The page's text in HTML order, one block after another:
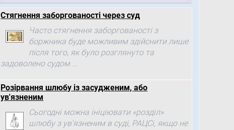
Стягнення заборгованості через суд
Часто стягнення заборгованості з
боржника буде можливим здійснити лише
після того, як було розглянуто та
задоволено судом ...
Розірвання шлюбу із засудженим, або
ув'язненим
Сьогодні можна ініціювати «розділ»
шлюбу з ув'язненим в суді, РАЦСі, якщо не